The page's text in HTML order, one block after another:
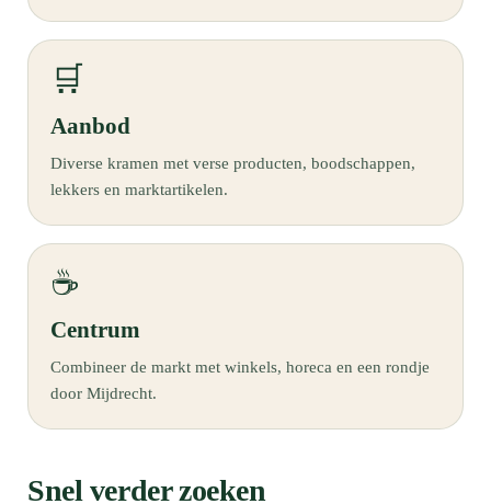
🛒
Aanbod
Diverse kramen met verse producten, boodschappen,
lekkers en marktartikelen.
☕
Centrum
Combineer de markt met winkels, horeca en een rondje
door Mijdrecht.
Snel verder zoeken